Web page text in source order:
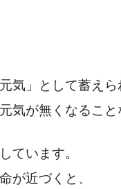
気」として蓄えら
気が無くなること
ています。
が近づくと、